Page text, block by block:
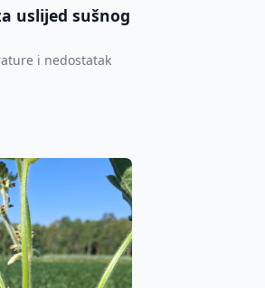
uslijed sušnog
i nedostatak